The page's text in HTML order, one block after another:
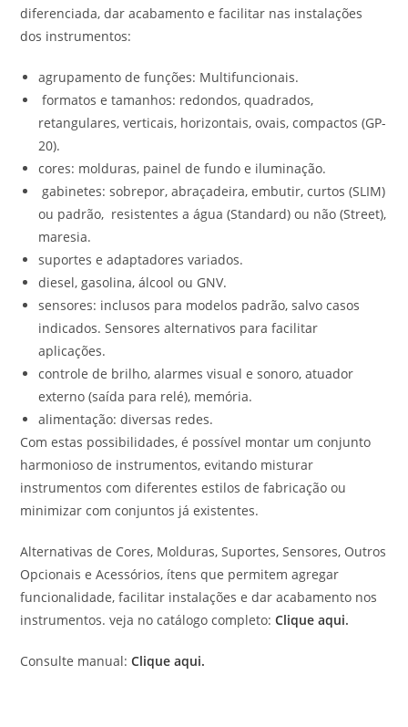
diferenciada, dar acabamento e facilitar nas instalações
dos instrumentos:
agrupamento de funções: Multifuncionais.
formatos e tamanhos: redondos, quadrados,
retangulares, verticais, horizontais, ovais, compactos (GP-
20).
cores: molduras, painel de fundo e iluminação.
gabinetes: sobrepor, abraçadeira, embutir, curtos (SLIM)
ou padrão, resistentes a água (Standard) ou não (Street),
maresia.
suportes e adaptadores variados.
diesel, gasolina, álcool ou GNV.
sensores: inclusos para modelos padrão, salvo casos
indicados. Sensores alternativos para facilitar
aplicações.
controle de brilho, alarmes visual e sonoro, atuador
externo (saída para relé), memória.
alimentação: diversas redes.
Com estas possibilidades, é possível montar um conjunto
harmonioso de instrumentos, evitando misturar
instrumentos com diferentes estilos de fabricação ou
minimizar com conjuntos já existentes.
Alternativas de Cores, Molduras, Suportes, Sensores, Outros
Opcionais e Acessórios, ítens que permitem agregar
funcionalidade, facilitar instalações e dar acabamento nos
instrumentos. veja no catálogo completo:Clique aqui.
Consulte manual:Clique aqui.